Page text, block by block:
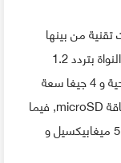
من بينها
شاشة 4.3 بوصة و معالج Snapdragon ثنائي النواة بتردد 1.2
جيغاهيرتز بالإضافة إلى 1 جيغا كسعة للذاكرة الحية و 4 جيغا سعة
التخزين الداخلي بالإضافة إلى إمكانية إضافة بطاقة microSD, فيما
يأتي بكاميرتين الأولى في الواجهة الخلفية بدقة 5 ميغابيكسيل و